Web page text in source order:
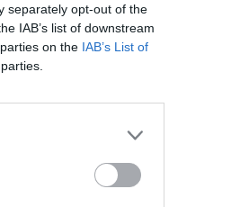
separately opt-out of the
IAB’s list of downstream
on the IAB’s List of